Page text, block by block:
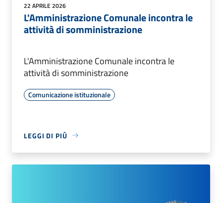
22 APRILE 2026
L'Amministrazione Comunale incontra le
attività di somministrazione
L'Amministrazione Comunale incontra le
attività di somministrazione
Comunicazione istituzionale
LEGGI DI PIÙ